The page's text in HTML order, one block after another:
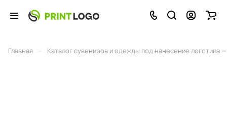
Главная Каталог сувениров и одежды под нанесение логотипа